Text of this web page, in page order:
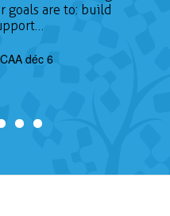
goals are to: build
déc 6